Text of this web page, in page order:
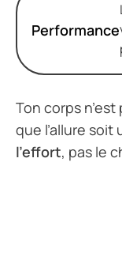
Performance
Ton corps
que l’allure
l’effort, pas le